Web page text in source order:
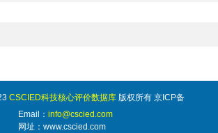
CSCIED科技核心评价数据库版权所有 京ICP备
Email： info@cscied.com
网址：www.cscied.com